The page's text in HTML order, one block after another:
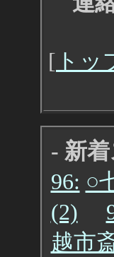
[ トッ
- 新
96: ○
(2)
越市